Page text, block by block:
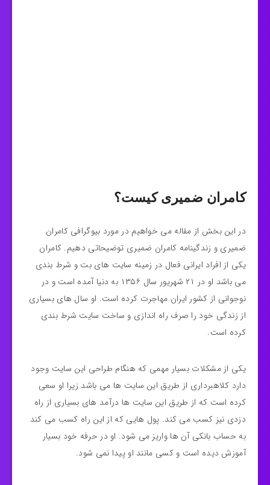
کامران ضمیری کیست؟
در این بخش از مقاله می خواهیم در مورد بیوگرافی کامران
ضمیری و زندگینامه کامران ضمیری توضیحاتی دهیم. کامران
یکی از افراد ایرانی فعال در زمینه سایت های بت و شرط بندی
می باشد او در ۲۱ شهریور سال ۱۳۵۶ به دنیا آمده است و در
نوجوانی از کشور ایران‌ مهاجرت کرده است. او سال های بسیاری
از زندگی خود را صرف راه اندازی و ساخت سایت شرط بندی
کرده است.
یکی از مشکلات بسیار مهمی که هنگام طراحی این سایت وجود
دارد کلاهبرداری از طریق این سایت ها می باشد زیرا او سعی
کرده است که از طریق این سایت ها درآمد های بسیاری از راه
دزدی نیز کسب می کند. پول هایی که از این راه کسب می کند
به حساب بانکی آن ها واریز می شود. او در حرفه خود بسیار
آموزش دیده است و کسی مانند او پیدا نمی شود.